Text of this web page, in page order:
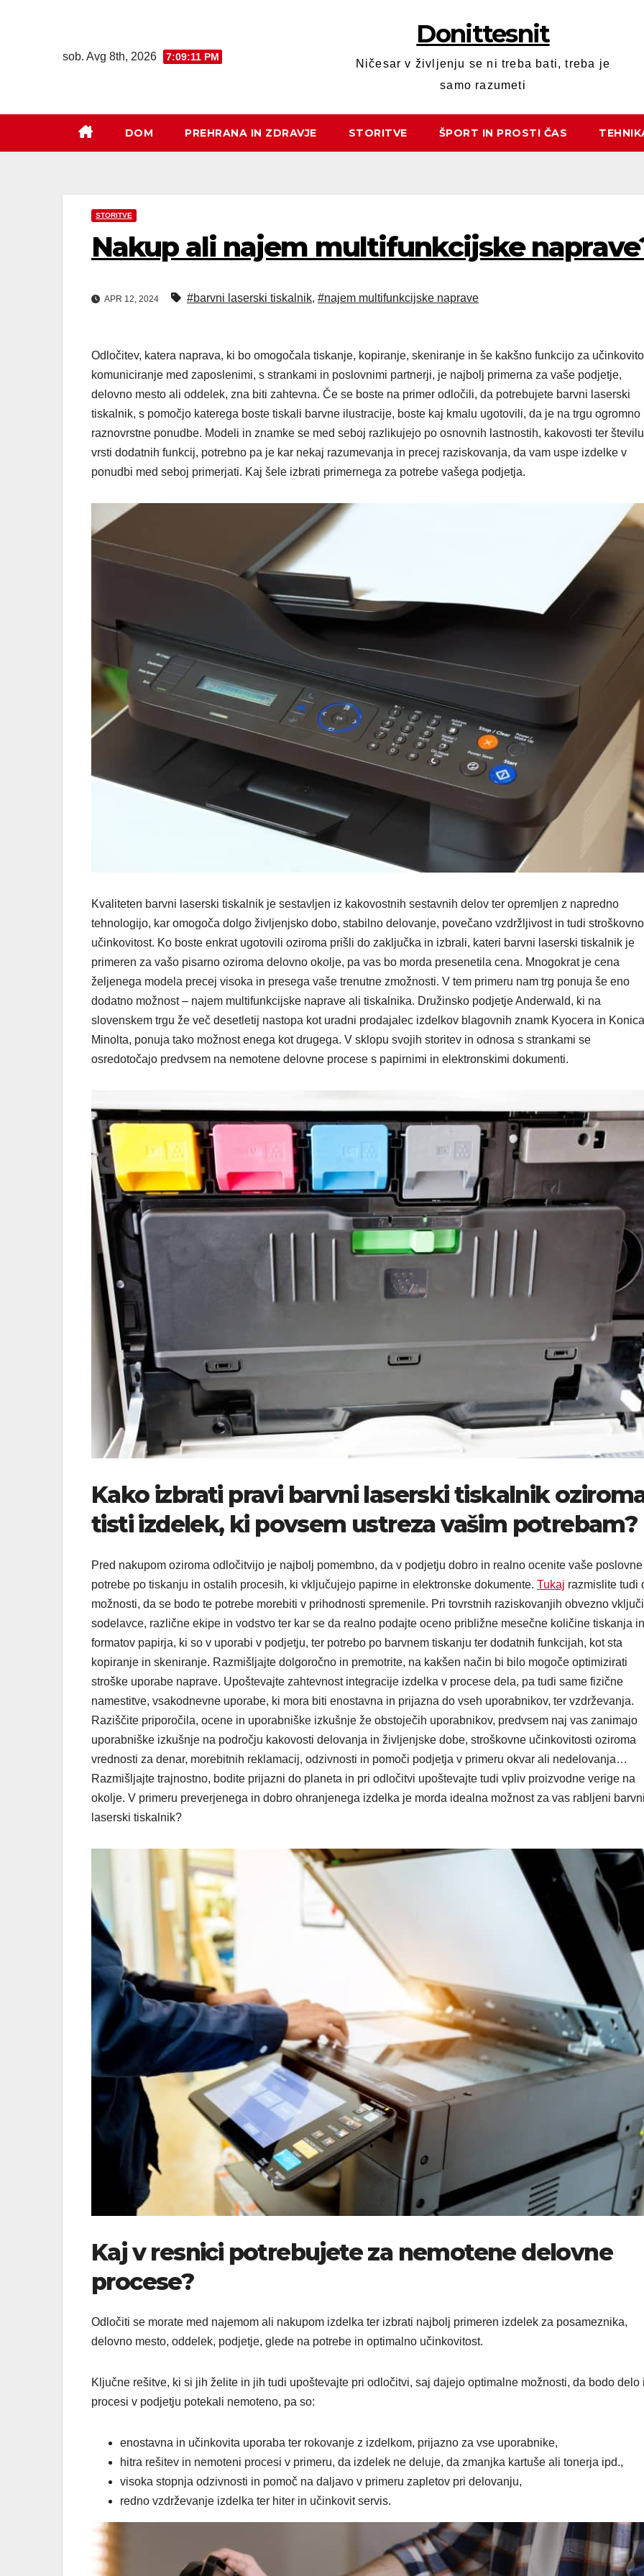
sob. Avg 8th, 2026 7:09:12 PM
Donittesnit
Ničesar v življenju se ni treba bati, treba je
samo razumeti
DOM PREHRANA IN ZDRAVJE STORITVE ŠPORT IN PROSTI ČAS
STORITVE
Nakup ali najem multifunkcijske
APR 12, 2024 #barvni laserski tiskalnik, #najem multifunkcijske naprave
Odločitev, katera naprava, ki bo omogočala tiskanje, kopiranje, skeniranje in še kakšno funkcijo za učinkovito
komuniciranje med zaposlenimi, s strankami in poslovnimi partnerji, je najbolj primerna za vaše podjetje,
delovno mesto ali oddelek, zna biti zahtevna. Če se boste na primer odločili, da potrebujete barvni laserski
tiskalnik, s pomočjo katerega boste tiskali barvne ilustracije, boste kaj kmalu ugotovili, da je na trgu ogromno
raznovrstne ponudbe. Modeli in znamke se med seboj razlikujejo po osnovnih lastnostih, kakovosti ter
vrsti dodatnih funkcij, potrebno pa je kar nekaj razumevanja in precej raziskovanja, da vam uspe izdelke v
ponudbi med seboj primerjati. Kaj šele izbrati primernega za potrebe vašega podjetja.
Kvaliteten barvni laserski tiskalnik je sestavljen iz kakovostnih sestavnih delov ter opremljen z napredno
tehnologijo, kar omogoča dolgo življenjsko dobo, stabilno delovanje, povečano vzdržljivost in tudi stroškovno
učinkovitost. Ko boste enkrat ugotovili oziroma prišli do zaključka in izbrali, kateri barvni laserski tiskalnik je
primeren za vašo pisarno oziroma delovno okolje, pa vas bo morda presenetila cena. Mnogokrat je cena
željenega modela precej visoka in presega vaše trenutne zmožnosti. V tem primeru nam trg ponuja še eno
dodatno možnost – najem multifunkcijske naprave ali tiskalnika. Družinsko podjetje Anderwald, ki na
slovenskem trgu že več desetletij nastopa kot uradni prodajalec izdelkov blagovnih znamk Kyocera in Konica
Minolta, ponuja tako možnost enega kot drugega. V sklopu svojih storitev in odnosa s strankami se
osredotočajo predvsem na nemotene delovne procese s papirnimi in elektronskimi dokumenti.
Kako izbrati pravi barvni laserski tiskalnik
tisti izdelek, ki povsem ustreza vašim potrebam?
Pred nakupom oziroma odločitvijo je najbolj pomembno, da v podjetju dobro in realno ocenite vaše poslovne
potrebe po tiskanju in ostalih procesih, ki vključujejo papirne in elektronske dokumente. Tukaj razmislite tudi
možnosti, da se bodo te potrebe morebiti v prihodnosti spremenile. Pri tovrstnih raziskovanjih obvezno
sodelavce, različne ekipe in vodstvo ter kar se da realno podajte oceno približne mesečne količine tiskanja in
formatov papirja, ki so v uporabi v podjetju, ter potrebo po barvnem tiskanju ter dodatnih funkcijah, kot sta
kopiranje in skeniranje. Razmišljajte dolgoročno in premotrite, na kakšen način bi bilo mogoče optimizirati
stroške uporabe naprave. Upoštevajte zahtevnost integracije izdelka v procese dela, pa tudi same fizične
namestitve, vsakodnevne uporabe, ki mora biti enostavna in prijazna do vseh uporabnikov, ter vzdrževanja.
Raziščite priporočila, ocene in uporabniške izkušnje že obstoječih uporabnikov, predvsem naj vas zanimajo
uporabniške izkušnje na področju kakovosti delovanja in življenjske dobe, stroškovne učinkovitosti oziroma
vrednosti za denar, morebitnih reklamacij, odzivnosti in pomoči podjetja v primeru okvar ali nedelovanja…
Razmišljajte trajnostno, bodite prijazni do planeta in pri odločitvi upoštevajte tudi vpliv proizvodne verige na
okolje. V primeru preverjenega in dobro ohranjenega izdelka je morda idealna možnost za vas rabljeni
laserski tiskalnik?
Kaj v resnici potrebujete za nemotene delovne
procese?
Odločiti se morate med najemom ali nakupom izdelka ter izbrati najbolj primeren izdelek za posameznika,
delovno mesto, oddelek, podjetje, glede na potrebe in optimalno učinkovitost.
Ključne rešitve, ki si jih želite in jih tudi upoštevajte pri odločitvi, saj dajejo optimalne možnosti, da bodo delo
procesi v podjetju potekali nemoteno, pa so:
enostavna in učinkovita uporaba ter rokovanje z izdelkom, prijazno za vse uporabnike,
hitra rešitev in nemoteni procesi v primeru, da izdelek ne deluje, da zmanjka kartuše ali tonerja ipd.,
visoka stopnja odzivnosti in pomoč na daljavo v primeru zapletov pri delovanju,
redno vzdrževanje izdelka ter hiter in učinkovit servis.